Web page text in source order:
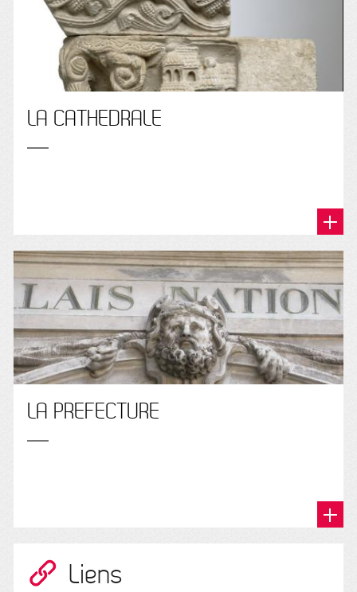
LA CATHEDRALE
LA PREFECTURE
Liens